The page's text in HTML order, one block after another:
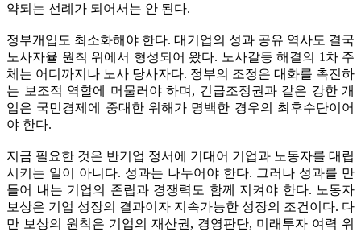
약되는 선례가 되어서는 안 된다.
정부개입도 최소화해야 한다. 대기업의 성과 공유 역사도 결국
노사자율 원칙 위에서 형성되어 왔다. 노사갈등 해결의 1차 주
체는 어디까지나 노사 당사자다. 정부의 조정은 대화를 촉진하
는 보조적 역할에 머물러야 하며, 긴급조정권과 같은 강한 개
입은 국민경제에 중대한 위해가 명백한 경우의 최후수단이어
야 한다.
지금 필요한 것은 반기업 정서에 기대어 기업과 노동자를 대립
시키는 일이 아니다. 성과는 나누어야 한다. 그러나 성과를 만
들어 내는 기업의 존립과 경쟁력도 함께 지켜야 한다. 노동자
보상은 기업 성장의 결과이자 지속가능한 성장의 조건이다. 다
만 보상의 원칙은 기업의 재산권, 경영판단, 미래투자 여력 위